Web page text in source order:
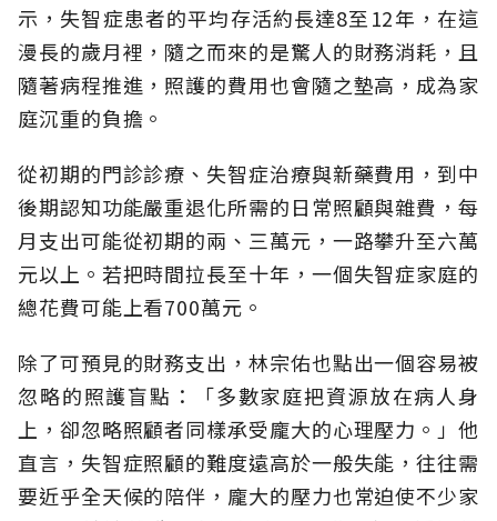
示，失智症患者的平均存活約長達8至12年，在這
漫長的歲月裡，隨之而來的是驚人的財務消耗，且
隨著病程推進，照護的費用也會隨之墊高，成為家
庭沉重的負擔。
從初期的門診診療、失智症治療與新藥費用，到中
後期認知功能嚴重退化所需的日常照顧與雜費，每
月支出可能從初期的兩、三萬元，一路攀升至六萬
元以上。若把時間拉長至十年，一個失智症家庭的
總花費可能上看700萬元。
除了可預見的財務支出，林宗佑也點出一個容易被
忽略的照護盲點：「多數家庭把資源放在病人身
上，卻忽略照顧者同樣承受龐大的心理壓力。」他
直言，失智症照顧的難度遠高於一般失能，往往需
要近乎全天候的陪伴，龐大的壓力也常迫使不少家